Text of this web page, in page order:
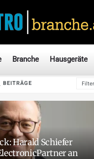
BEITRÄGE Filter
Harald Schiefer
an
Branche Hausgeräte